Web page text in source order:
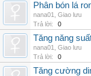
Phân bón lá
nana01
Giao lưu
Trả lời:
0
Tăng năng
nana01
Giao lưu
Trả lời:
0
Tăng cường